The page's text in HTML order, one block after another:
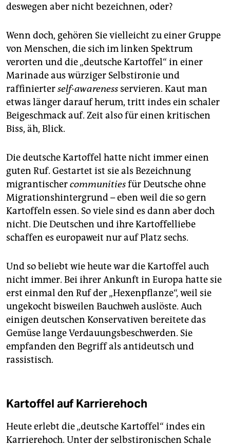
deswegen aber nicht bezeichnen, oder?
Wenn doch, gehören Sie vielleicht zu einer Gruppe
von Menschen, die sich im linken Spektrum
verorten und die „deutsche Kartoffel“ in einer
Marinade aus würziger Selbstironie und
raffinierterself-awareness servieren. Kaut man
etwas länger darauf herum, tritt indes ein schaler
Beigeschmack auf. Zeit also für einen kritischen
Biss, äh, Blick.
Die deutsche Kartoffel hatte nicht immer einen
guten Ruf. Gestartet ist sie als Bezeichnung
migrantischercommunitiesfür Deutsche ohne
Migrationshintergrund – eben weil die so gern
Kartoffeln essen. So viele sind es dann aber doch
nicht. Die Deutschen und ihre Kartoffelliebe
schaffen es europaweit nur auf Platz sechs.
Und so beliebt wie heute war die Kartoffel auch
nicht immer. Bei ihrer Ankunft in Europa hatte sie
erst einmal den Ruf der „Hexenpflanze“, weil sie
ungekocht bisweilen Bauchweh auslöste. Auch
einigen deutschen Konservativen bereitete das
Gemüse lange Verdauungsbeschwerden. Sie
empfanden den Begriff als antideutsch und
rassistisch.
Kartoffel auf Karrierehoch
Heute erlebt die „deutsche Kartoffel“ indes ein
Karriere­hoch. Unter der selbstironischen Schale